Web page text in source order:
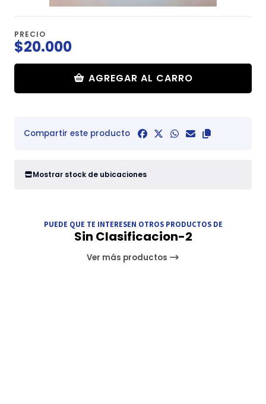
PRECIO
$20.000
AGREGAR AL CARRO
Compartir este producto
Mostrar stock de ubicaciones
PUEDE QUE TE INTERESEN OTROS PRODUCTOS DE
Sin Clasificacion-2
Ver más productos